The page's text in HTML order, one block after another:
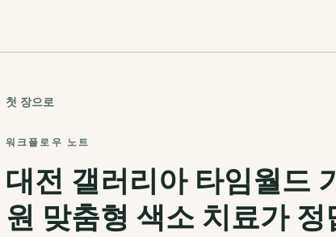
첫 장으로
워크플로우 노트
대전 갤러리아 타임월드
원 맞춤형 색소 치료가